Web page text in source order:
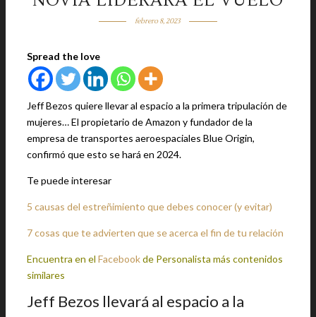
febrero 8, 2023
Spread the love
Jeff Bezos quiere llevar al espacio a la primera tripulación de
mujeres… El propietario de Amazon y fundador de la
empresa de transportes aeroespaciales Blue Origin,
confirmó que esto se hará en 2024.
Te puede interesar
5 causas del estreñimiento que debes conocer (y evitar)
7 cosas que te advierten que se acerca el fin de tu relación
Encuentra en el Facebookde Personalista más contenidos
similares
Jeff Bezos llevará al espacio a la